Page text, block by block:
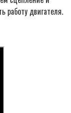
работу двигателя.